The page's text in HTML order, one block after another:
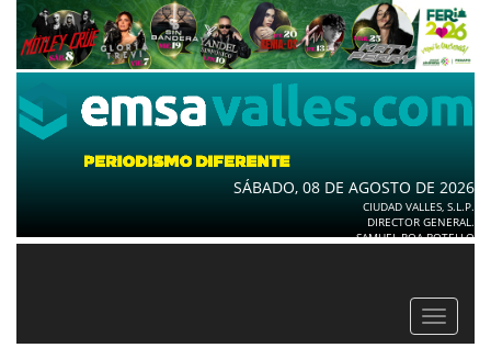
SÁBADO, 08 DE AGOSTO DE 2026
CIUDAD VALLES, S.L.P.
DIRECTOR GENERAL.
SAMUEL ROA BOTELLO
Toggle